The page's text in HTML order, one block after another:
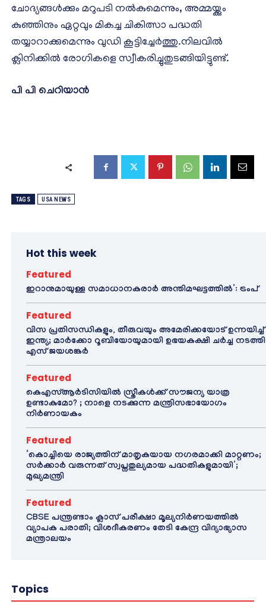
ചോദ്യങ്ങൾക്കും മറുപടി നൽകുമെന്നും, അമ്മയ്ക്കും
കുഞ്ഞിനും ഏറ്റവും മികച്ച ചികിത്സാ പദ്ധതി
തയ്യാറാക്കുമെന്നും വുഡി കൂട്ടിച്ചേർത്തു.നിലവിൽ
ക്ലിനിക്കിൽ രോഗികളെ സ്വീകരിച്ചുതുടങ്ങിയിട്ടുണ്ട്.
പി പി ചെറിയാൻ
TAGS USA NEWS
Hot this week
Featured
ഇറാനുമായുള്ള സമാധാനകരാർ അന്തിമഘട്ടത്തിൽ‌’: ട്രംപ്
Featured
വിസ പ്രതിസന്ധികളും, തീരുവയും അമേരിക്കയോട് ഉന്നയിച്ച്
ഇന്ത്യ; മാർക്കോ റൂബിയോയുമായി ഉഭയകക്ഷി ചർച്ച നടത്തി
എസ് ജയശങ്കർ
Featured
കെഎസ്ആർടിസിയിൽ സ്ത്രീകൾക്ക് സൗജന്യ യാത്ര
ഉണ്ടാകുമോ? ; നാളെ നടക്കുന്ന മന്ത്രിസഭായോഗം
നിർണായകം
Featured
‘കൊച്ചിയെ രാജ്യത്തിന് മാതൃകയായ നഗരമാക്കി മാറ്റണം;
സർക്കാർ വരുന്നത് സ്വപ്നതുല്യമായ പദ്ധതികളുമായി’;
മുഖ്യമന്ത്രി
Featured
CBSE പന്ത്രണ്ടാം ക്ലാസ് പരീക്ഷാ മൂല്യനിർണയത്തിൽ
വ്യാപക പരാതി; വിശദീകരണം തേടി കേന്ദ്ര വിദ്യാഭ്യാസ
മന്ത്രാലയം
Topics